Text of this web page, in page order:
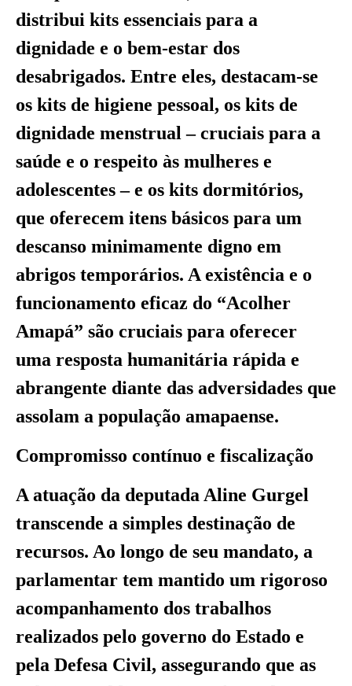
distribui kits essenciais para a
dignidade e o bem-estar dos
desabrigados. Entre eles, destacam-se
os kits de higiene pessoal, os kits de
dignidade menstrual – cruciais para a
saúde e o respeito às mulheres e
adolescentes – e os kits dormitórios,
que oferecem itens básicos para um
descanso minimamente digno em
abrigos temporários. A existência e o
funcionamento eficaz do “Acolher
Amapá” são cruciais para oferecer
uma resposta humanitária rápida e
abrangente diante das adversidades que
assolam a população amapaense.
Compromisso contínuo e fiscalização
A atuação da deputada Aline Gurgel
transcende a simples destinação de
recursos. Ao longo de seu mandato, a
parlamentar tem mantido um rigoroso
acompanhamento dos trabalhos
realizados pelo governo do Estado e
pela Defesa Civil, assegurando que as